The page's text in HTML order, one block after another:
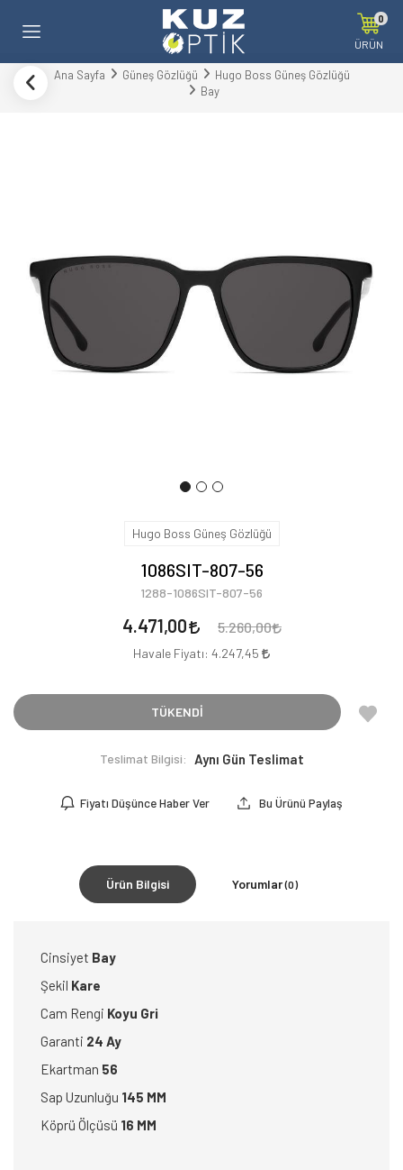
0
ÜRÜN
Ana Sayfa Güneş Gözlüğü
Hugo Boss Güneş Gözlüğü
Bay
Hugo Boss Güneş Gözlüğü
1086SIT-807-56
1288-1086SIT-807-56
4.471,00 5.260,00
Havale Fiyatı: 4.247,45
TÜKENDİ
Teslimat Bilgisi: Aynı Gün Teslimat
Fiyatı Düşünce Haber Ver Bu Ürünü Paylaş
Ürün Bilgisi Yorumlar(0)
Cinsiyet Bay
Şekil Kare
Cam Rengi Koyu Gri
Garanti 24 Ay
Ekartman 56
Sap Uzunluğu 145 MM
Köprü Ölçüsü 16 MM